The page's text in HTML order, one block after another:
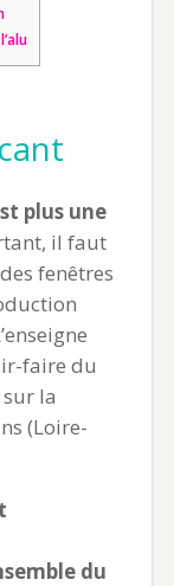
plus une
il faut
fenêtres
faire du
la
(Loire-
du